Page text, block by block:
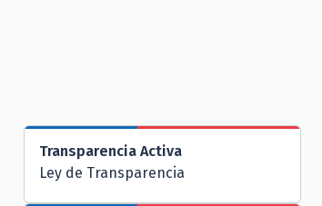
Transparencia Activa
Ley de Transparencia